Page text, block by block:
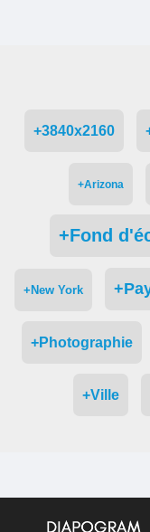
+3840x2160
+Arizona
+Fond
+New York
+Photographie
+Ville